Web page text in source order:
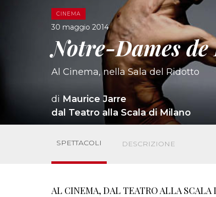
CINEMA
30 maggio 2014
Notre-Dames
Al Cinema, nella Sala del Ridotto
di Maurice Jarre
dal Teatro alla Scala di Milano
SPETTACOLI DESCRIZIONE
AL CINEMA, DAL TEATRO ALLA SCALA